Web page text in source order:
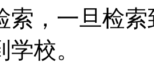
索，一旦检
校。